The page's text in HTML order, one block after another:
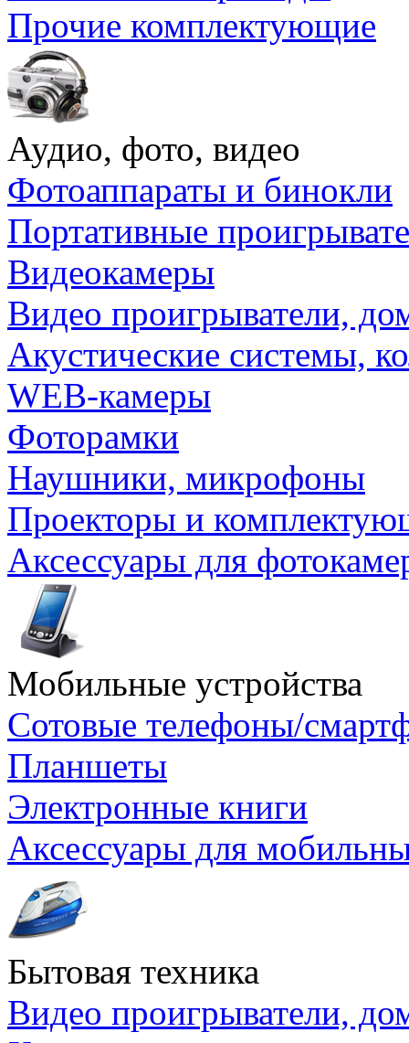
Прочие комплектующие
Аудио, фото, видео
Фотоаппараты и бинокли
Портативные
Видеокамеры
Видео проигрыватели,
Акустические системы,
WEB-камеры
Фоторамки
Наушники, микрофоны
Проекторы и
Аксессуары для
Мобильные устройства
Сотовые телефоны/
Планшеты
Электронные книги
Аксессуары для
Бытовая техника
Видео проигрыватели,